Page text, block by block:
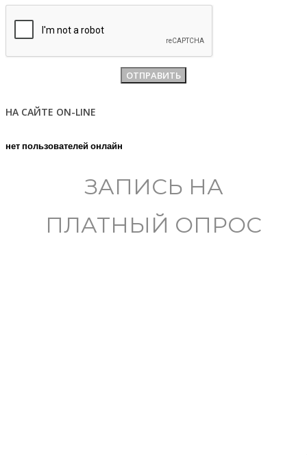
НА САЙТЕ ON-LINE
нет пользователей онлайн
ЗАПИСЬ НА
ПЛАТНЫЙ ОПРОС